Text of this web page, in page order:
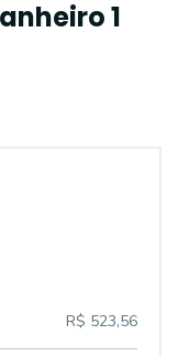
1
R$ 523,56